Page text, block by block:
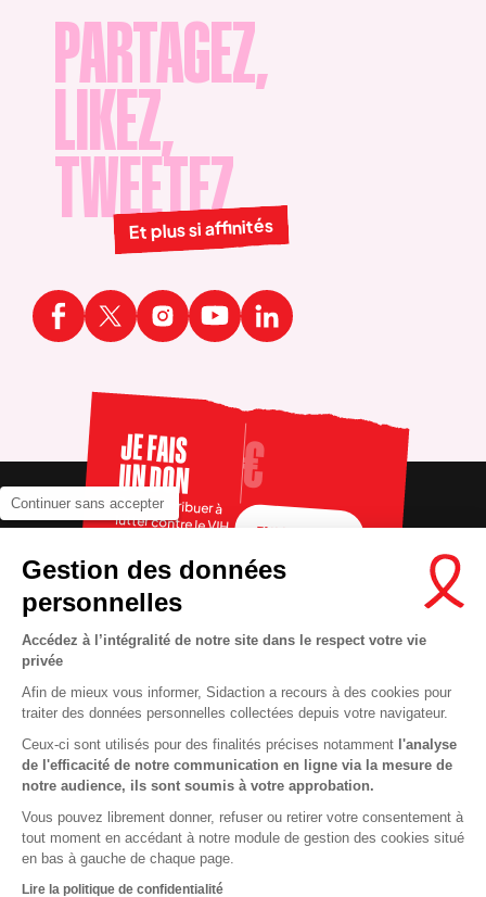
Continuer sans accepter
Gestion des données
personnelles
Accédez à l’intégralité de notre site dans le respect votre vie
privée
Afin de mieux vous informer, Sidaction a recours à des cookies pour
traiter des données personnelles collectées depuis votre navigateur.
Ceux-ci sont utilisés pour des finalités précises notamment l'analyse
de l'efficacité de notre communication en ligne via la mesure de
notre audience, ils sont soumis à votre approbation.
Vous pouvez librement donner, refuser ou retirer votre consentement à
tout moment en accédant à notre module de gestion des cookies situé
en bas à gauche de chaque page.
Lire la politique de confidentialité
PARTAGEZ,
LIKEZ,
TWEETEZ
Et plus si affinités
Contact
Presse
FAQ
Info santé
Espace donateurs
RECRUTEMENT
MENTIONS LÉGALES
VIE PRIVÉE
PLAN DU SITE
JE FAIS
UN DON
Pour contribuer à
lutter contre le VIH FAIRE UN DON